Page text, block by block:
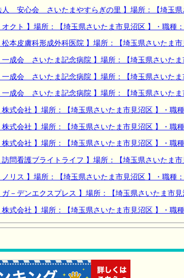
安心会 さいたまやすらぎの里 】場所：【埼玉県
クト 】場所：【埼玉県さいたま市見沼区 】・職種：
本皮膚科形成外科医院 】場所：【埼玉県さいたま市
成会 さいたま記念病院 】場所：【埼玉県さいたま
成会 さいたま記念病院 】場所：【埼玉県さいたま
成会 さいたま記念病院 】場所：【埼玉県さいたま
式会社 】場所：【埼玉県さいたま市見沼区 】・職種
式会社 】場所：【埼玉県さいたま市見沼区 】・職種
式会社 】場所：【埼玉県さいたま市見沼区 】・職種
問看護ブライトライフ 】場所：【埼玉県さいたま市
リス 】場所：【埼玉県さいたま市見沼区 】・職種：
－デンエクスプレス 】場所：【埼玉県さいたま市見
式会社 】場所：【埼玉県さいたま市見沼区 】・職種